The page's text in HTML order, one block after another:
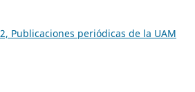
Publicaciones periódicas de la UAM